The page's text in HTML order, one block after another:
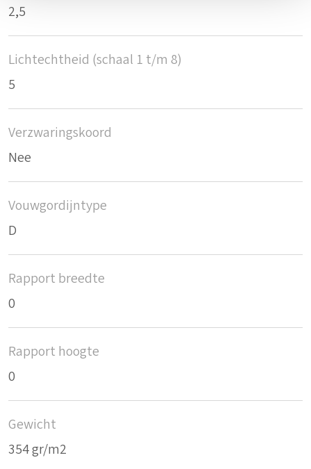
2,5
Lichtechtheid (schaal 1 t/m 8)
5
Verzwaringskoord
Nee
Vouwgordijntype
D
Rapport breedte
0
Rapport hoogte
0
Gewicht
354 gr/m2